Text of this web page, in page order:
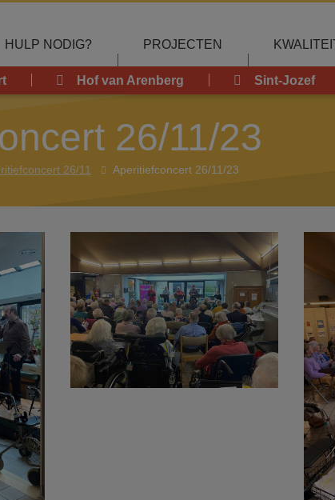
HULP NODIG? PROJECTEN KWALITEIT
Hof van Arenberg Sint-Jozef
26/11/23
26/11 Aperitiefconcert 26/11/23